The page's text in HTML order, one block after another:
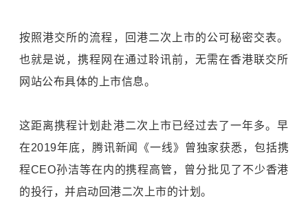
按照港交所的流程，回港二次上市的公可秘密交表。
也就是说，携程网在通过聆讯前，无需在香港联交所
网站公布具体的上市信息。
这距离携程计划赴港二次上市已经过去了一年多。早
在2019年底，腾讯新闻《一线》曾独家获悉，包括携
程CEO孙洁等在内的携程高管，曾分批见了不少香港
的投行，并启动回港二次上市的计划。